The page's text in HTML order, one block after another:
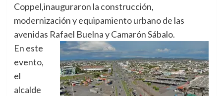
Coppel,inauguraron la construcción,
modernización y equipamiento urbano de las
avenidas Rafael Buelna y Camarón Sábalo.
En este
evento,
el
alcalde